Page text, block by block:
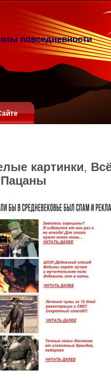
повседневности
картинки,
Пацаны